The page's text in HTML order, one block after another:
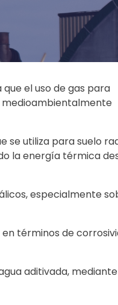
el uso de gas para
medioambientalmente
se utiliza para suelo
la energía térmica
especialmente
términos de
aditivada,